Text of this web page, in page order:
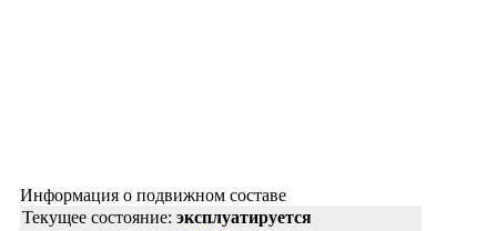
Информация о подвижном составе
Текущее состояние: эксплуатируется